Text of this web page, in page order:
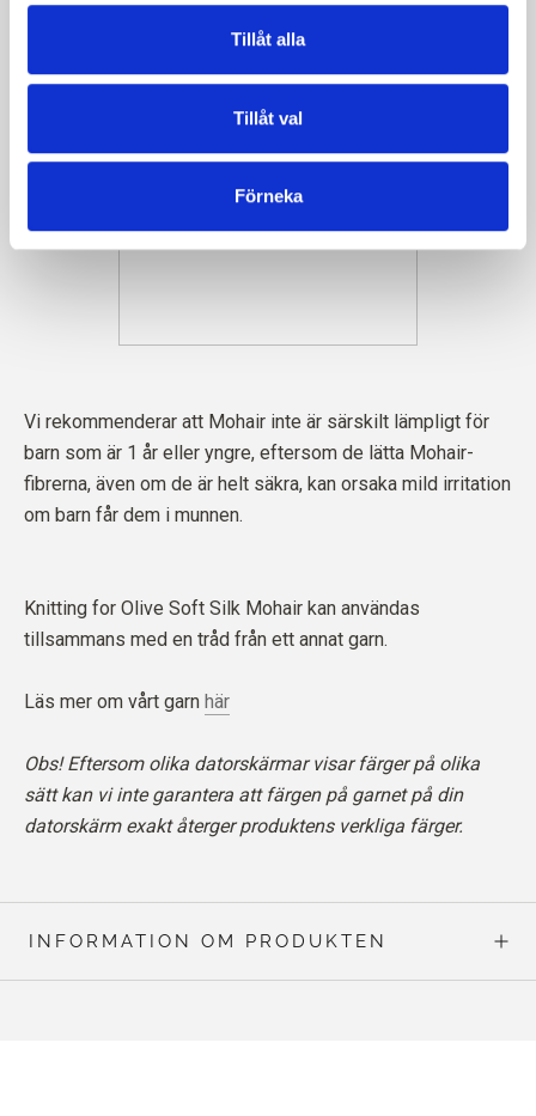
Tillåt alla
Tillåt val
Förneka
Vi rekommenderar att Mohair inte är särskilt lämpligt för
barn som är 1 år eller yngre, eftersom de lätta Mohair-
fibrerna, även om de är helt säkra, kan orsaka mild irritation
om barn får dem i munnen.
Knitting for Olive Soft Silk Mohair kan användas
tillsammans med en tråd från ett annat garn.
Läs mer om vårt garn här
Obs! Eftersom olika datorskärmar visar färger på olika
sätt kan vi inte garantera att färgen på garnet på din
datorskärm exakt återger produktens verkliga färger.
INFORMATION OM PRODUKTEN